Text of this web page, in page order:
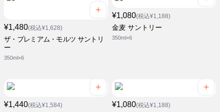
¥1,480(税込¥1,628)
ザ・プレミアム・モルツ サントリ
ー
350ml×6
¥1,080(税込¥1,188)
金麦 サントリー
350ml×6
¥1,440(税込¥1,584) ¥1,080(税込¥1,188)